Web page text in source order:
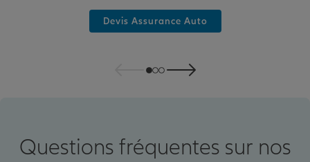
Devis Assurance Auto
Questions fréquentes sur nos